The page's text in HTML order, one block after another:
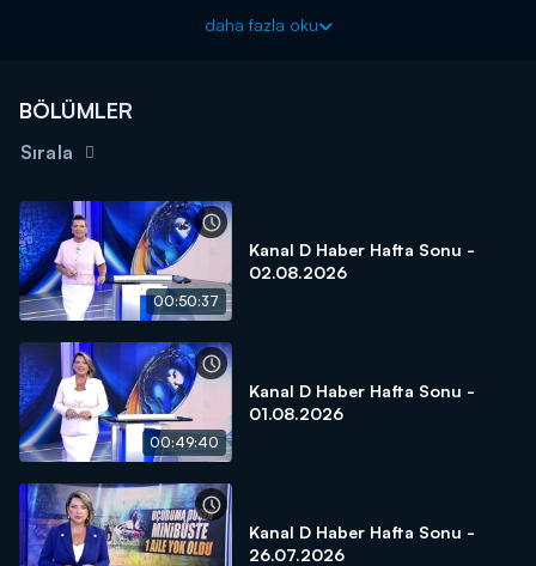
daha fazla oku
BÖLÜMLER
Sırala
00:50:37
Kanal D Haber Hafta Sonu -
02.08.2026
00:49:40
Kanal D Haber Hafta Sonu -
01.08.2026
Kanal D Haber Hafta Sonu -
26.07.2026